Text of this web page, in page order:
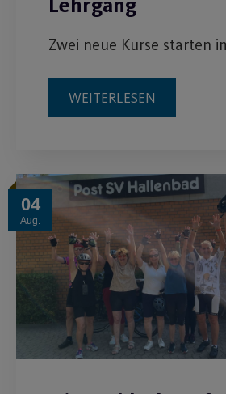
Lehrgang
Zwei neue Kurse starten
WEITERLESEN
04
Aug.